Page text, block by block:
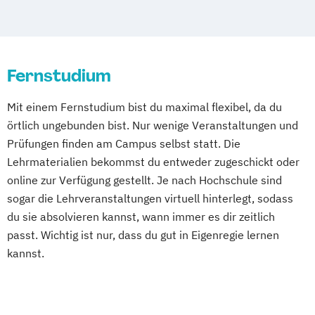
Mainz Rostock
Saarbrücken Mülheim an der Ruhr
Potsdam Ludwigshafen Oldenburg
Leverkusen Osnabrück Solingen
Heidelberg Herne Neuss Darmstadt
Paderborn Regensburg
Ingolstadt
Würzburg Fürth Wolfsburg
Bremen
Erlenbach Euskirchen Frechen
Griesheim Hamburg Kornwestheim
Fernstudium
Mit einem Fernstudium bist du maximal flexibel, da du
örtlich ungebunden bist. Nur wenige Veranstaltungen und
Prüfungen finden am Campus selbst statt. Die
Lehrmaterialien bekommst du entweder zugeschickt oder
online zur Verfügung gestellt. Je nach Hochschule sind
sogar die Lehrveranstaltungen virtuell hinterlegt, sodass
du sie absolvieren kannst, wann immer es dir zeitlich
passt. Wichtig ist nur, dass du gut in Eigenregie lernen
kannst.